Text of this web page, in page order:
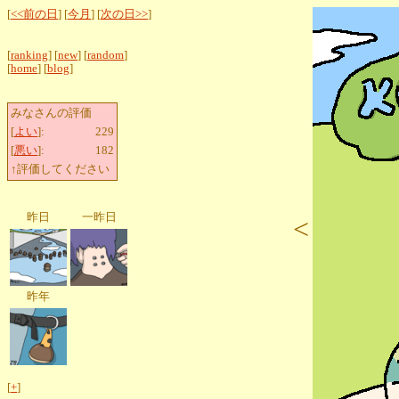
[<<前の日 ] [今月 ] [次の日>>]
[ranking] [new] [random]
[home] [blog]
みなさんの評価
[よい]:
229
[悪い]:
182
↑評価してください
昨日 一昨日
昨年
[+]
<